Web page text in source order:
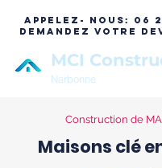
APPELEZ- NOUS:
06
DEMANDEZ VOTRE
MCI
Narbonne
Construction de
Maisons clé